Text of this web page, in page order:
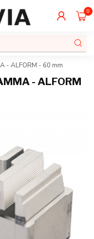
0
- ALFORM - 60 mm
- ALFORM